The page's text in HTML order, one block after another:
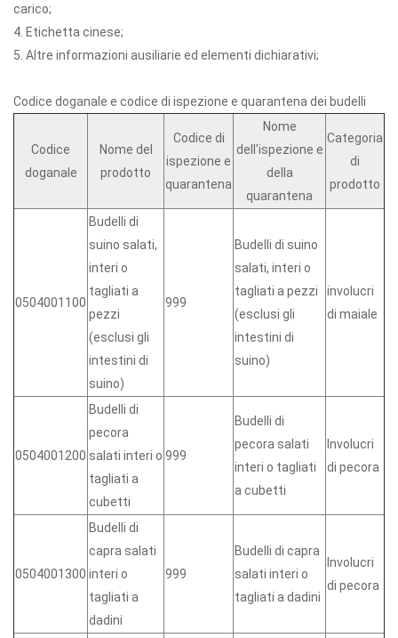
carico;
4. Etichetta cinese;
5. Altre informazioni ausiliarie ed elementi dichiarativi;
Codice doganale e codice di ispezione e quarantena dei budelli
Codice
doganale
Nome del
prodotto
Codice di
ispezione e
quarantena
Nome
dell'ispezione e
della
quarantena
Categoria
di
prodotto
0504001100
Budelli di
suino salati,
interi o
tagliati a
pezzi
(esclusi gli
intestini di
suino)
999
Budelli di suino
salati, interi o
tagliati a pezzi
(esclusi gli
intestini di
suino)
involucri
di maiale
0504001200
Budelli di
pecora
salati interi o
tagliati a
cubetti
999
Budelli di
pecora salati
interi o tagliati
a cubetti
Involucri
di pecora
0504001300
Budelli di
capra salati
interi o
tagliati a
dadini
999
Budelli di capra
salati interi o
tagliati a dadini
Involucri
di pecora